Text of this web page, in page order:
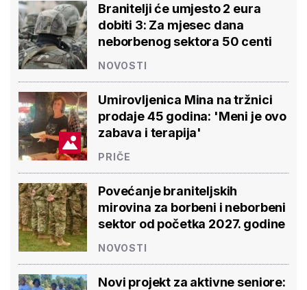
Branitelji će umjesto 2 eura
dobiti 3: Za mjesec dana
neborbenog sektora 50 centi
NOVOSTI
Umirovljenica Mina na tržnici
prodaje 45 godina: 'Meni je ovo
zabava i terapija'
PRIČE
Povećanje braniteljskih
mirovina za borbeni i neborbeni
sektor od početka 2027. godine
NOVOSTI
Novi projekt za aktivne seniore: